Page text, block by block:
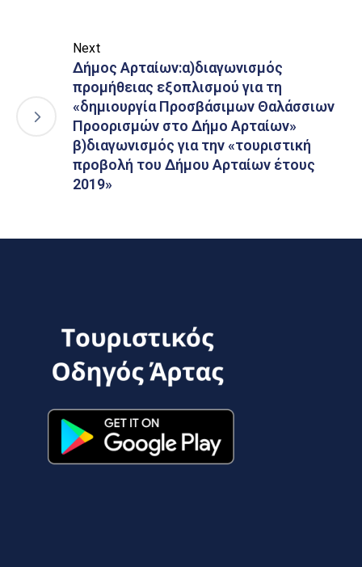
Next
Δήμος Αρταίων:α)διαγωνισμός
προμήθειας εξοπλισμού για τη
«δημιουργία Προσβάσιμων Θαλάσσιων
Προορισμών στο Δήμο Αρταίων»
β)διαγωνισμός για την «τουριστική
προβολή του Δήμου Αρταίων έτους
2019»